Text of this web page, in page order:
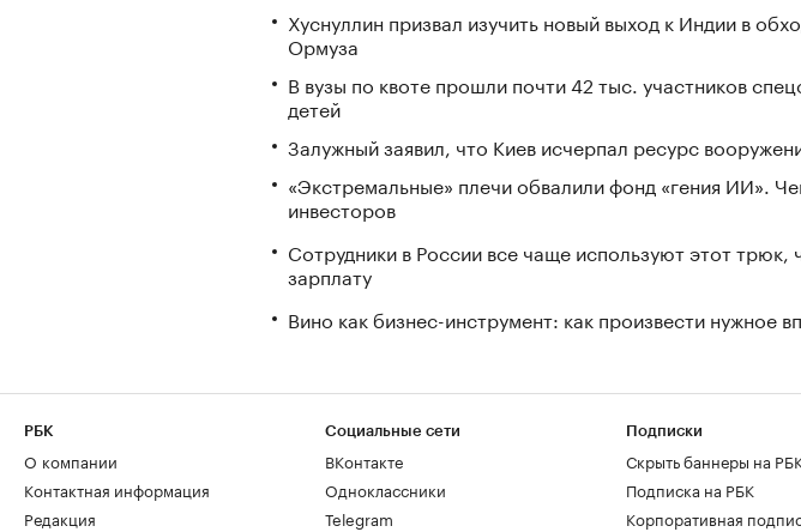
Хуснуллин призвал изучить новый выход к Индии в
Ормуза
В вузы по квоте прошли почти 42 тыс. участников
детей
Залужный заявил, что Киев исчерпал ресурс
«Экстремальные» плечи обвалили фонд «гения ИИ».
инвесторов
Сотрудники в России все чаще используют этот трюк,
зарплату
Вино как бизнес-инструмент: как произвести нужное
РБК
О компании
Контактная информация
Редакция
Социальные сети
ВКонтакте
Одноклассники
Telegram
Подписки
Скрыть баннеры на
Подписка на РБК
Корпоративная